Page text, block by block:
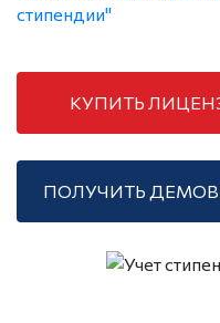
стипендии"
КУПИТЬ
ПОЛУЧИТЬ